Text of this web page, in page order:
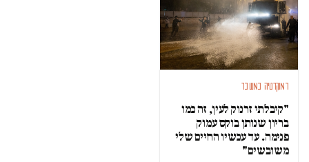
דמוקרטיה במשבר
"קיבלתי זרנוק לעין, זה כמו
בריון שנותן בוקס עמוק
פנימה. עד עכשיו החיים שלי
משובשים"